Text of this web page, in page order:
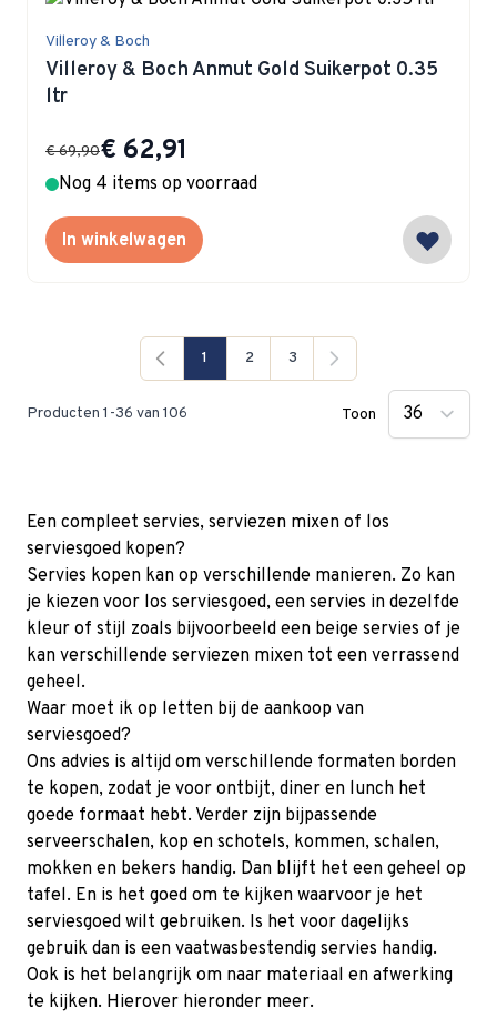
Villeroy & Boch
Villeroy & Boch Anmut Gold Suikerpot 0.35
ltr
Special Price
€ 62,91
€ 69,90
Nog 4 items op voorraad
In winkelwagen
Producten 1 -36 van 106
Je lees momenteel pagina
1 Pagina
2 Pagina
3
Toon
Een compleet servies, serviezen mixen of los
serviesgoed kopen?
Servies kopen kan op verschillende manieren. Zo kan
je kiezen voor los serviesgoed, een servies in dezelfde
kleur of stijl zoals bijvoorbeeld een beige servies of je
kan verschillende serviezen mixen tot een verrassend
geheel.
Waar moet ik op letten bij de aankoop van
serviesgoed?
Ons advies is altijd om verschillende formaten borden
te kopen, zodat je voor ontbijt, diner en lunch het
goede formaat hebt. Verder zijn bijpassende
serveerschalen, kop en schotels, kommen, schalen,
mokken en bekers handig. Dan blijft het een geheel op
tafel. En is het goed om te kijken waarvoor je het
serviesgoed wilt gebruiken. Is het voor dagelijks
gebruik dan is een vaatwasbestendig servies handig.
Ook is het belangrijk om naar materiaal en afwerking
te kijken. Hierover hieronder meer.